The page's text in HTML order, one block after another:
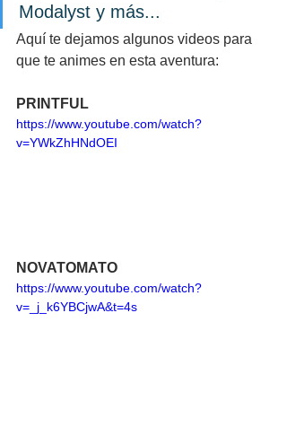
Modalyst y más...
Aquí te dejamos algunos videos para
que te animes en esta aventura:
PRINTFUL
https://www.youtube.com/watch?
v=YWkZhHNdOEI
NOVATOMATO
https://www.youtube.com/watch?
v=_j_k6YBCjwA&t=4s